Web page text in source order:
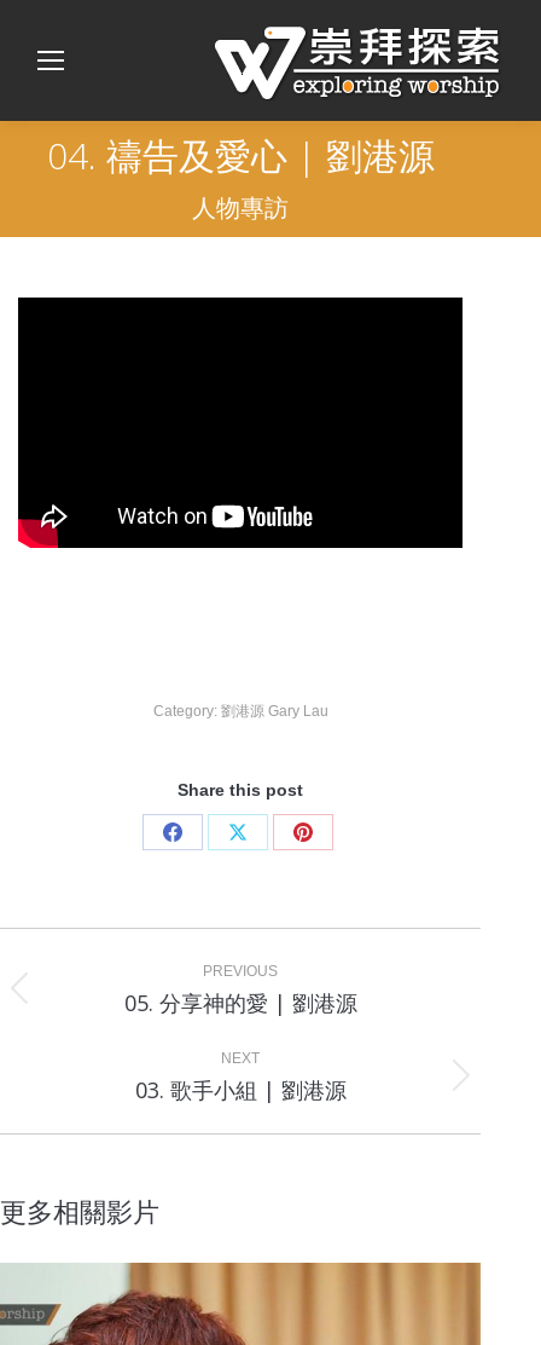
04. 禱告及愛心 | 劉港源
人物專訪
Category: 劉港源 Gary Lau
Share this post
Share
Share
Share
navigation
PREVIOUS
Previous
project:
05. 分享神的愛 | 劉港源
NEXT
Next
project:
03. 歌手小組 | 劉港源
更多相關影片